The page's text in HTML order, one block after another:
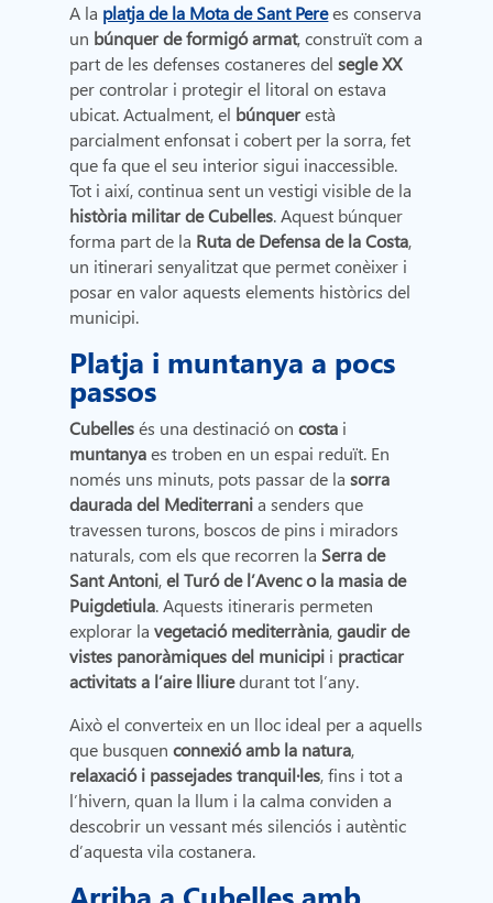
A la platja de la Mota de Sant Perees conserva
un búnquer de formigó armat, construït com a
part de les defenses costaneres delsegle XX
per controlar i protegir el litoral on estava
ubicat. Actualment, el búnquerestà
parcialment enfonsat i cobert per la sorra, fet
que fa que el seu interior sigui inaccessible.
Tot i així, continua sent un vestigi visible de la
història militar de Cubelles. Aquest búnquer
forma part de la Ruta de Defensa de la Costa,
un itinerari senyalitzat que permet conèixer i
posar en valor aquests elements històrics del
municipi.
Platja i muntanya a pocs
passos
Cubellesés una destinació oncosta i
muntanyaes troben en un espai reduït. En
només uns minuts, pots passar de lasorra
daurada del Mediterrania senders que
travessen turons, boscos de pins i miradors
naturals, com els que recorren la Serra de
Sant Antoni,el Turó de l’Avenco la masia de
Puigdetiula. Aquests itineraris permeten
explorar lavegetació mediterrània,gaudir de
vistes panoràmiques del municipi i practicar
activitats a l’aire lliuredurant tot l’any.
Això el converteix en un lloc ideal per a aquells
que busquenconnexió amb la natura,
relaxació i passejades tranquil·les, fins i tot a
l’hivern, quan la llum i la calma conviden a
descobrir un vessant més silenciós i autèntic
d’aquesta vila costanera.